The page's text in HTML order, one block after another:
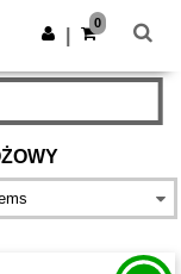
Pobierz app
0